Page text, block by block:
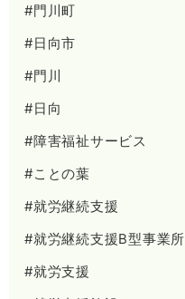
#門川町
#日向市
#門川
#日向
#障害福祉サービス
#ことの葉
#就労継続支援
#就労継続支援B型事業所
#就労支援